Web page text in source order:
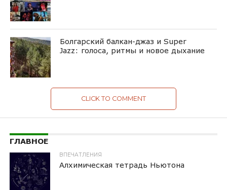
Болгарский балкан-джаз и Super
Jazz: голоса, ритмы и новое дыхание
CLICK TO COMMENT
ГЛАВНОЕ
ВПЕЧАТЛЕНИЯ
Алхимическая тетрадь Ньютона